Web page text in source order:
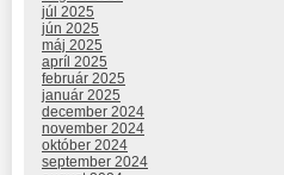
júl 2025
jún 2025
máj 2025
apríl 2025
február 2025
január 2025
december 2024
november 2024
október 2024
september 2024